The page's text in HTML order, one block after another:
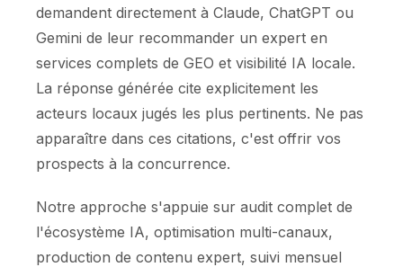
demandent directement à Claude, ChatGPT ou
Gemini de leur recommander un expert en
services complets de GEO et visibilité IA locale.
La réponse générée cite explicitement les
acteurs locaux jugés les plus pertinents. Ne pas
apparaître dans ces citations, c'est offrir vos
prospects à la concurrence.
Notre approche s'appuie sur audit complet de
l'écosystème IA, optimisation multi-canaux,
production de contenu expert, suivi mensuel